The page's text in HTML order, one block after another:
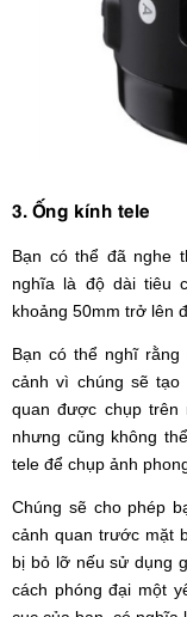
3. Ống kính tele
Bạn có thể đã nghe
nghĩa là độ dài tiêu
khoảng 50mm trở lên
Bạn có thể nghĩ
cảnh vì chúng sẽ
quan được chụp trên
nhưng cũng không
tele để chụp ảnh
Chúng sẽ cho phép
cảnh quan trước mặt
bị bỏ lỡ nếu sử dụng
cách phóng đại một